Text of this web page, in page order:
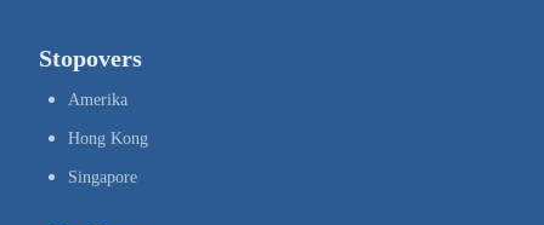
Stopovers
Amerika
Hong Kong
Singapore